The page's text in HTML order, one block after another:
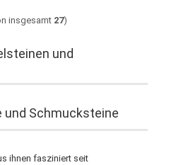
insgesamt 27)
und
und Schmucksteine
ihnen fasziniert seit